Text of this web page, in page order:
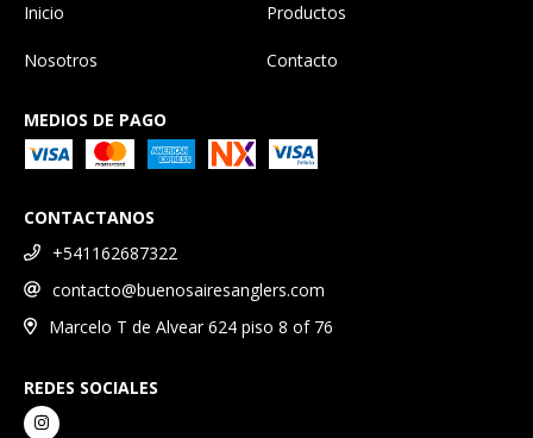
Inicio
Productos
Nosotros Contacto
MEDIOS DE PAGO
CONTACTANOS
+541162687322
contacto@buenosairesanglers.com
Marcelo T de Alvear 624 piso 8 of 76
REDES SOCIALES